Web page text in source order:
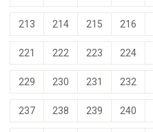
213 214 215 216
221 222 223 224
229 230 231 232
237 238 239 240